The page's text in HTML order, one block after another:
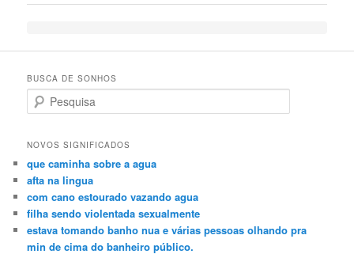
BUSCA DE SONHOS
Search
NOVOS SIGNIFICADOS
que caminha sobre a agua
afta na lingua
com cano estourado vazando agua
filha sendo violentada sexualmente
estava tomando banho nua e várias pessoas olhando pra
min de cima do banheiro público.